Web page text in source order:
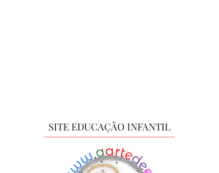
SITE EDUCAÇÃO INFANTIL